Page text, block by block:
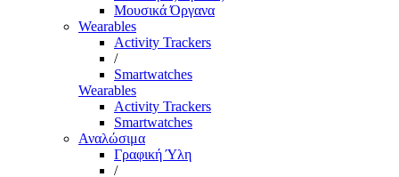
Μουσικά Όργανα
Wearables
Activity Trackers
/
Smartwatches
Wearables
Activity Trackers
Smartwatches
Αναλώσιμα
Γραφική Ύλη
/